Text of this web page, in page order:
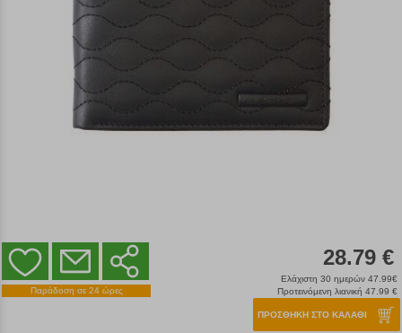
Παράδοση σε 24 ώρες
28.79 €
Ελάχιστη 30 ημερών 47.99€
Προτεινόμενη λιανική 47.99 €
ΠΡΟΣΘΗΚΗ ΣΤΟ ΚΑΛΑΘΙ